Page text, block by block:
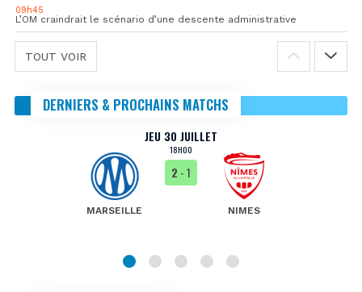
09h45
L’OM craindrait le scénario d’une descente administrative
TOUT VOIR
DERNIERS & PROCHAINS MATCHS
JEU 30 JUILLET
18H00
MARSEILLE
2 - 1
NIMES